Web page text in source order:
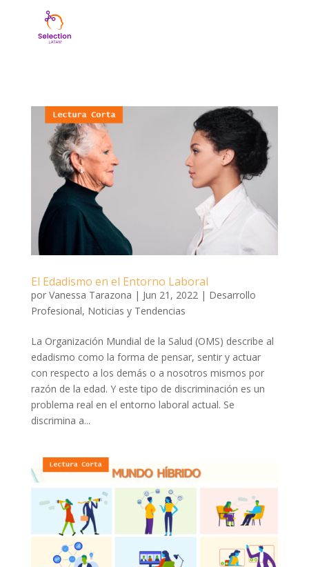
El Edadismo en el Entorno Laboral
por Vanessa Tarazona | Jun 21, 2022| Desarrollo
Profesional, Noticias y Tendencias
La Organización Mundial de la Salud (OMS) describe al
edadismo como la forma de pensar, sentir y actuar
con respecto a los demás o a nosotros mismos por
razón de la edad. Y este tipo de discriminación es un
problema real en el entorno laboral actual. Se
discrimina a...